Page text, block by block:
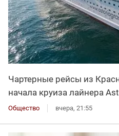
Чартерные рейсы из
начала круиза лайнера
Общество вчера, 21:55